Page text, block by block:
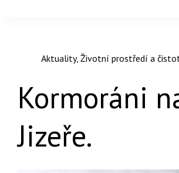
Aktuality, Životní prostředí a
Kormoráni
Jizeře.